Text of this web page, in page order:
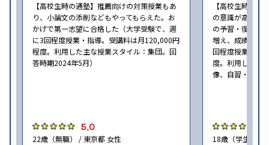
【高校生時の通塾】推薦向けの対策授業もあ
り、小論文の添削などもやってもらえた。お
かげで第一志望に合格した（大学受験で、週
に3回程度授業・指導。受講料は月120,000円
程度。利用した主な授業スタイル：集団。回
答時期2024年5月）
5.0
22歳（無職） / 東京都 女性
【高校生時の通
の意識が高まり
の予習・復習が
増え、成績が上
回程度授業・指
度。利用した主
像、自習・自立
18歳（学生） /